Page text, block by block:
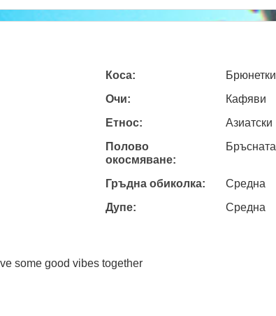
Коса:
Брюнетки
Очи:
Кафяви
Етнос:
Азиатски
Полово
окосмяване:
Бръсната
Гръдна обиколка:
Среднa
Дупе:
Среднa
some good vibes together